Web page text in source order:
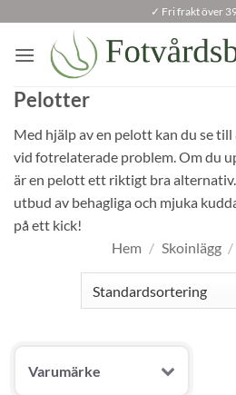
content
✓ Fri frakt över
Pelotter
Med hjälp av en pelott kan du se
vid fotrelaterade problem. Om du
är en pelott ett riktigt bra
utbud av behagliga och mjuka
på ett kick!
Hem / Skoinlägg /
Varumärke